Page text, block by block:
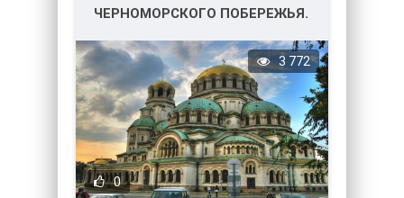
ЧЕРНОМОРСКОГО ПОБЕРЕЖЬЯ.
0
3 772